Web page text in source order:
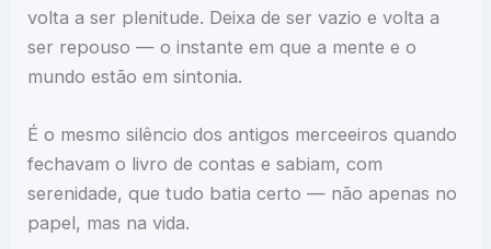
volta a ser plenitude. Deixa de ser vazio e volta a
ser repouso — o instante em que a mente e o
mundo estão em sintonia.
É o mesmo silêncio dos antigos merceeiros quando
fechavam o livro de contas e sabiam, com
serenidade, que tudo batia certo — não apenas no
papel, mas na vida.